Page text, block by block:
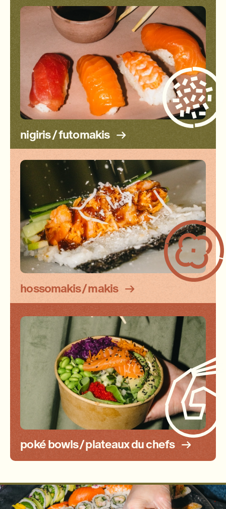
nigiris / futomakis
hossomakis / makis
poké bowls / plateaux du chefs